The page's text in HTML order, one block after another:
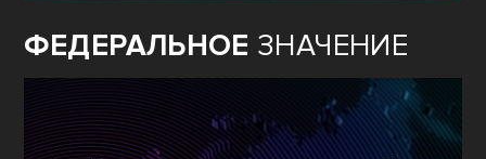
ФЕДЕРАЛЬНОЕ ЗНАЧЕНИЕ